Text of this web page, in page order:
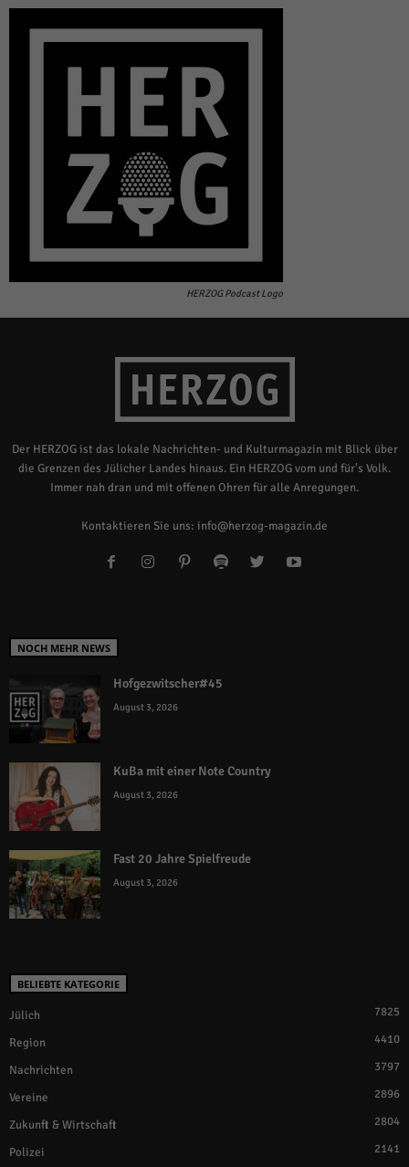
HERZOG Podcast Logo
Der HERZOG ist das lokale Nachrichten- und Kulturmagazin mit Blick über
die Grenzen des Jülicher Landes hinaus. Ein HERZOG vom und für's Volk.
Immer nah dran und mit offenen Ohren für alle Anregungen.
Kontaktieren Sie uns: info@herzog-magazin.de
NOCH MEHR NEWS
Hofgezwitscher#45
August 3, 2026
KuBa mit einer Note Country
August 3, 2026
Fast 20 Jahre Spielfreude
August 3, 2026
BELIEBTE KATEGORIE
Jülich 7825
Region 4410
Nachrichten 3797
Vereine 2896
Zukunft & Wirtschaft 2804
Polizei 2141